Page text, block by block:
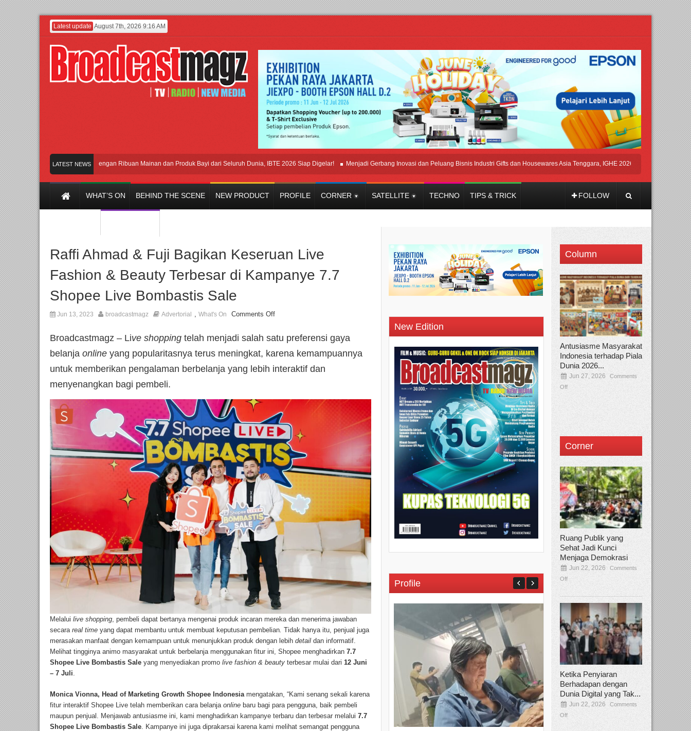
Latest update August 7th, 2026 9:16 AM
LATEST NEWS
Meramaikan Jakarta dengan Ribuan Mainan dan Produk Bayi dari Seluruh Dunia, IBTE 2026 Siap Digelar! Menjadi Gerbang Inovasi dan Peluang Bisnis Industri Gifts dan Housewares Asia Tenggara, IGHE 2026 Kembali Digelar di Jakarta
WHAT’S ON BEHIND THE SCENE NEW PRODUCT PROFILE CORNER SATELLITE TECHNO TIPS & TRICK FOLLOW
Raffi Ahmad & Fuji Bagikan Keseruan Live
Fashion & Beauty Terbesar di Kampanye 7.7
Shopee Live Bombastis Sale
Jun 13, 2023 broadcastmagz Advertorial , What's On Comments Off
Broadcastmagz – Live shopping telah menjadi salah satu preferensi gaya
belanja online yang popularitasnya terus meningkat, karena kemampuannya
untuk memberikan pengalaman berbelanja yang lebih interaktif dan
menyenangkan bagi pembeli.
Melalui live shopping pembeli dapat bertanya mengenai produk incaran mereka dan menerima jawaban
secara real time yang dapat membantu untuk membuat keputusan pembelian Tidak hanya itu, penjual juga
merasakan manfaat dengan kemampuan untuk menunjukkan produk dengan lebih detail dan informatif.
Melihat tingginya animo masyarakat untuk berbelanja menggunakan fitur ini, Shopee menghadirkan 7.7
Shopee Live Bombastis Sale yang menyediakan promo live fashion & beauty terbesar mulai dari 12 Juni
– 7 Juli
Monica Vionna, Head of Marketing Growth Shopee Indonesia mengatakan, “Kami senang sekali karena
fitur interaktif Shopee Live telah memberikan cara belanja online baru bagi para pengguna, baik pembeli
maupun penjual. Menjawab antusiasme ini, kami menghadirkan kampanye terbaru dan terbesar melalui 7.7
Shopee Live Bombastis Sale . Kampanye ini juga diprakarsai karena kami melihat semangat pengguna
New Edition
Profile
Column
Antusiasme Masyarakat
Indonesia terhadap Piala
Dunia 2026...
Jun 27, 2026
Comments
Off
Corner
Ruang Publik yang
Sehat Jadi Kunci
Menjaga Demokrasi
Jun 22, 2026
Comments
Off
Ketika Penyiaran
Berhadapan dengan
Dunia Digital yang Tak...
Jun 22, 2026
Comments
Off